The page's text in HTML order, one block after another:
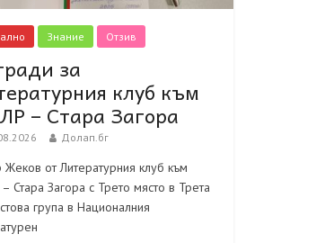
Знание Отзив
за
клуб към
– Стара Загора
Долап.бг
Жеков от Литературния клуб към
Стара Загора с Трето място в Трета
група в Националния